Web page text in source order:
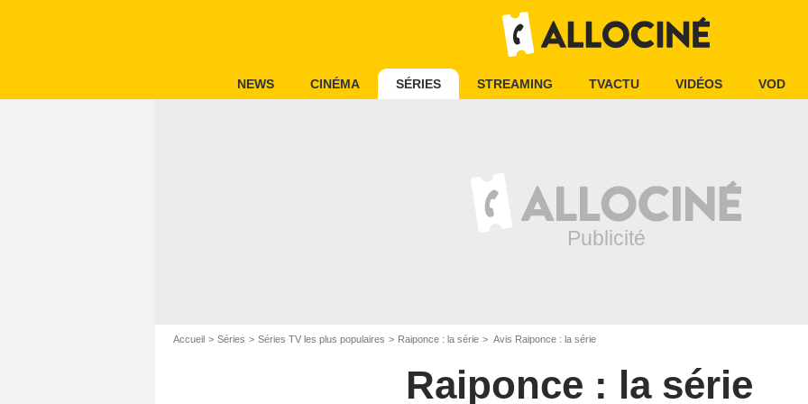
NEWS CINÉMA SÉRIES STREAMING TVACTU VIDÉOS VOD
Accueil Séries Séries TV les plus populaires Raiponce : la série Avis Raiponce : la série
Raiponce : la série